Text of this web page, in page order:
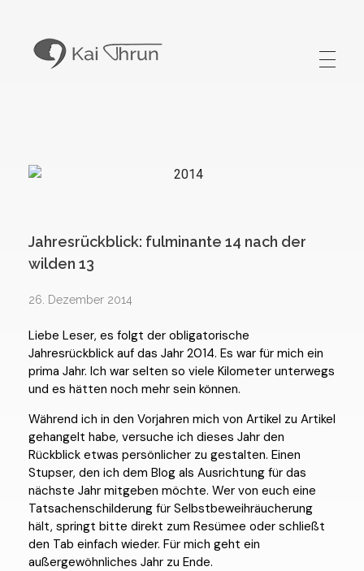
Jahresrückblick: fulminante 14 nach der
wilden 13
26. Dezember 2014
Liebe Leser, es folgt der obligatorische
Jahresrückblick auf das Jahr 2014. Es war für mich ein
prima Jahr. Ich war selten so viele Kilometer unterwegs
und es hätten noch mehr sein können.
Während ich in den Vorjahren mich von Artikel zu Artikel
gehangelt habe, versuche ich dieses Jahr den
Rückblick etwas persönlicher zu gestalten. Einen
Stupser, den ich dem Blog als Ausrichtung für das
nächste Jahr mitgeben möchte. Wer von euch eine
Tatsachenschilderung für Selbstbeweihräucherung
hält, springt bitte direkt zum Resümee oder schließt
den Tab einfach wieder. Für mich geht ein
außergewöhnliches Jahr zu Ende.